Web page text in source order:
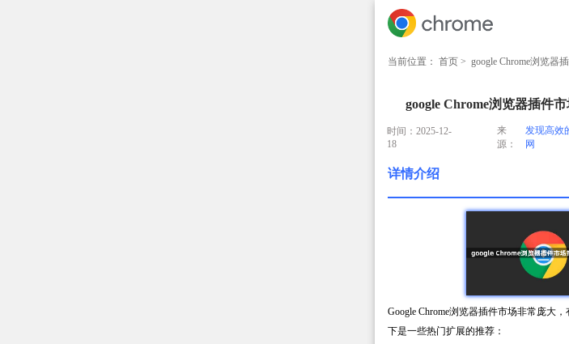
当前位置： 首页 > google Chrome浏览器
google Chrome浏览器插件
时间：2025-12-
18
来
源：
发现高效
网
详情介绍
Google Chrome浏览器插件市场非常庞大
下是一些热门扩展的推荐：